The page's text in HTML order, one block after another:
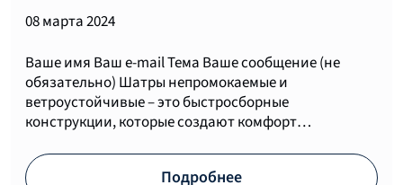
08 марта 2024
Ваше имя Ваш e-mail Тема Ваше сообщение (не
обязательно) Шатры непромокаемые и
ветроустойчивые – это быстросборные
конструкции, которые создают комфорт…
Подробнее